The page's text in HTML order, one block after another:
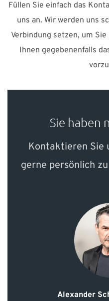
Füllen Sie einfach das
uns an. Wir werden uns
Verbindung setzen, um
Ihnen gegebenenfalls
Sie haben
Kontaktieren Sie
gerne persönlich
Alexander